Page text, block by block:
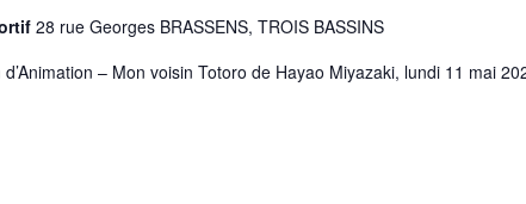
28 rue Georges BRASSENS, TROIS BASSINS
– Mon voisin Totoro de Hayao Miyazaki, lundi 11 mai